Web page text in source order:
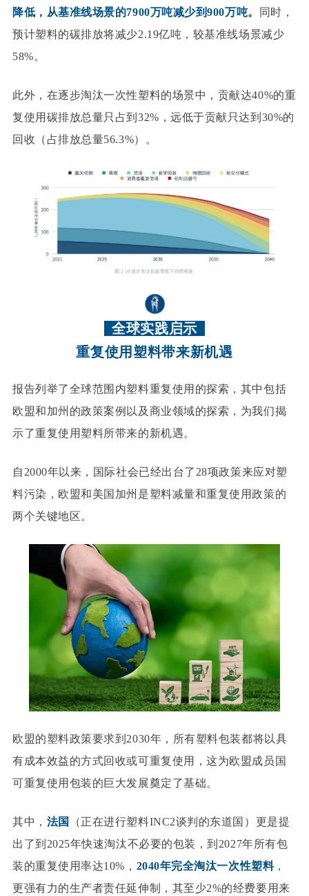
降低，从基准线场景的7900万吨减少到900万吨。
同时，
预计塑料的碳排放将减少2.19亿吨，较基准线场景减少
58%。
此外，在逐步淘汰一次性塑料的场景中，贡献达40%的重
复使用碳排放总量只占到32%，远低于贡献只达到30%的
回收（占排放总量56.3%）。
全球实践启示
重复使用塑料带来新机遇
报告列举了全球范围内塑料重复使用的探索，其中包括
欧盟和加州的政策案例以及商业领域的探索，为我们揭
示了重复使用塑料所带来的新机遇。
自2000年以来，国际社会已经出台了28项政策来应对塑
料污染，欧盟和美国加州是塑料减量和重复使用政策的
两个关键地区。
欧盟的塑料政策要求到2030年，所有塑料包装都将以具
有成本效益的方式回收或可重复使用，这为欧盟成员国
可重复使用包装的巨大发展奠定了基础。
其中， 法国
（正在进行塑料INC2谈判的东道国）更是提
出了到2025年快速淘汰不必要的包装，到2027年所有包
装的重复使用率达10%， 2040年完全淘汰一次性塑料，
更强有力的生产者责任延伸制，其至少2%的经费要用来